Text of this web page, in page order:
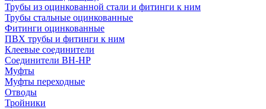
Трубы из оцинкованной стали и фитинги к ним
Трубы стальные оцинкованные
Фитинги оцинкованные
ПВХ трубы и фитинги к ним
Клеевые соединители
Соединители ВН-НР
Муфты
Муфты переходные
Отводы
Тройники